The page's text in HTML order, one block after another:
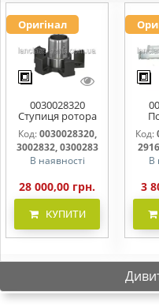
Оригінал
0030028320
Ступиця ротора
CLAAS
Код:0030028320,
3002832, 0300283
В наявності
28 000,00 грн.
КУПИТИ
Код:
В
3